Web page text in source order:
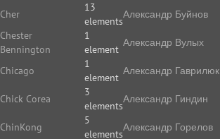
Cher
13
elements
Chester
Bennington
1
element
Chicago
1
element
Chick Corea
3
elements
ChinKong
5
elements
Александр Буйнов
Александр Вулых
Александр Гаврилюк
Александр Гиндин
Александр Горелов